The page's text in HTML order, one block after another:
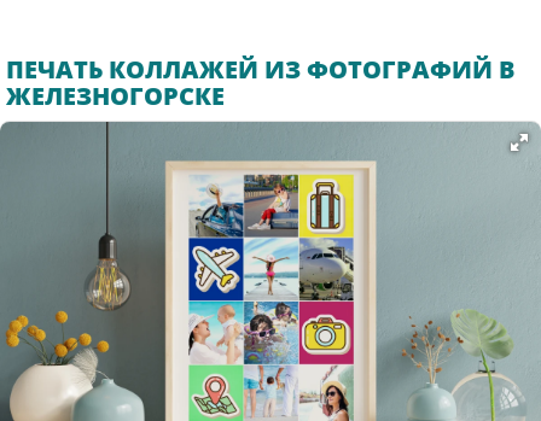
ПЕЧАТЬ КОЛЛАЖЕЙ ИЗ ФОТОГРАФИЙ В
ЖЕЛЕЗНОГОРСКЕ